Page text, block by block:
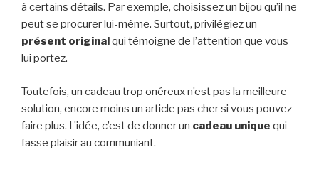
à certains détails. Par exemple, choisissez un bijou qu’il ne
peut se procurer lui-même. Surtout, privilégiez un
présent originalqui témoigne de l’attention que vous
lui portez.
Toutefois, un cadeau trop onéreux n’est pas la meilleure
solution, encore moins un article pas cher si vous pouvez
faire plus. L’idée, c’est de donner un cadeau unique qui
fasse plaisir au communiant.